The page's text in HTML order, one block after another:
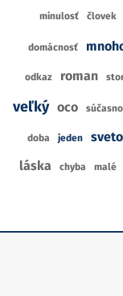
minulosť človek
domácnosť
odkaz roman
veľký oco
doba jeden
láska chyba malé